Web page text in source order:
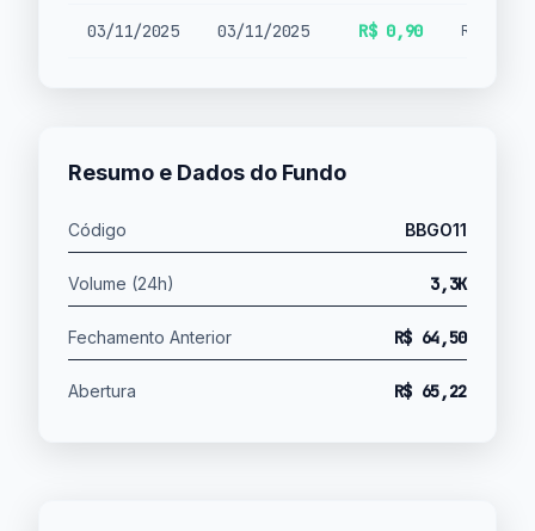
03/11/2025 03/11/2025 R$ 0,90
Resumo e Dados do Fundo
Código BBGO11
Volume (24h) 3,3K
Fechamento Anterior R$ 64,50
Abertura R$ 65,22